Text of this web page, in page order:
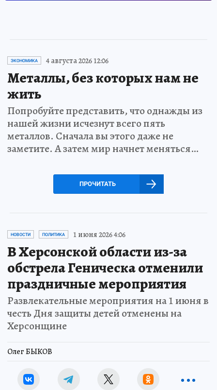
ЭКОНОМИКА 4 августа 2026 12:06
Металлы, без которых нам не
жить
Попробуйте представить, что однажды из
нашей жизни исчезнут всего пять
металлов. Сначала вы этого даже не
заметите. А затем мир начнет меняться…
ПРОЧИТАТЬ
НОВОСТИ ПОЛИТИКА 1 июня 2026 4:06
В Херсонской области из-за
обстрела Геническа отменили
праздничные мероприятия
Развлекательные мероприятия на 1 июня в
честь Дня защиты детей отменены на
Херсонщине
Олег БЫКОВ